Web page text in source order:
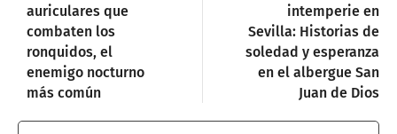
auriculares que
combaten los
ronquidos, el
enemigo nocturno
más común
intemperie en
Sevilla: Historias de
soledad y esperanza
en el albergue San
Juan de Dios